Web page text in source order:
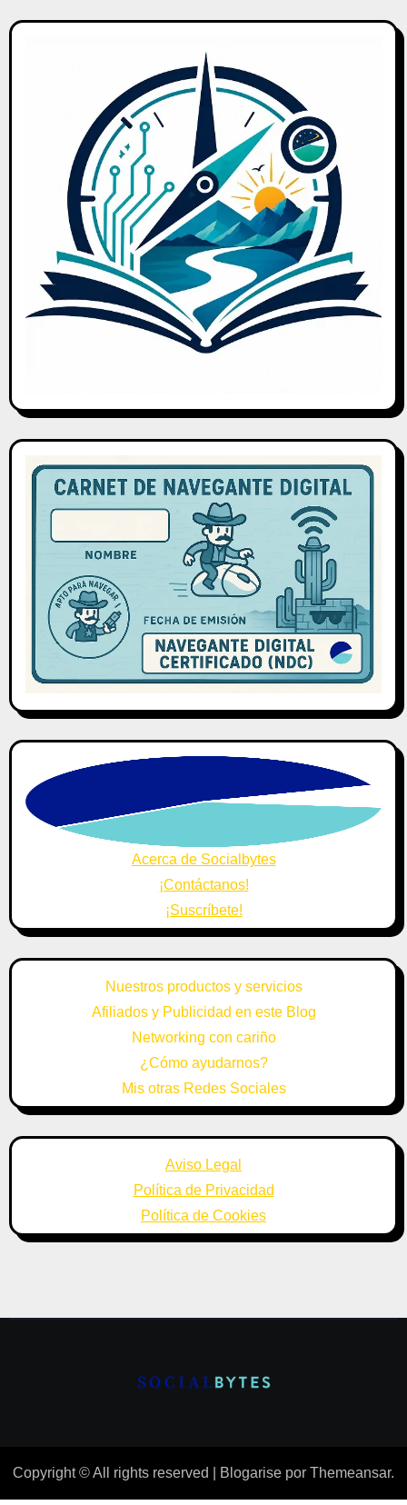
Acerca de Socialbytes
¡Contáctanos!
¡Suscríbete!
Nuestros productos y servicios
Afiliados y Publicidad en este Blog
Networking con cariño
¿Cómo ayudarnos?
Mis otras Redes Sociales
Aviso Legal
Política de Privacidad
Política de Cookies
Copyright © All rights reserved Blogarise por Themeansar.